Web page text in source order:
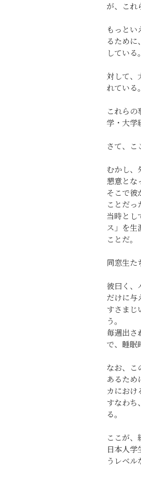
が、これ
もっと
るために
している。
対して、
れている。
これら
学・大学
さて、こ
むかし、
懇意とな
そこで彼
ことだっ
当時とし
ス」を生
ことだ。
同窓生た
彼曰く、
だけに与
すさまじ
う。
毎週出さ
で、睡眠
なお、こ
あるため
カにおけ
すなわち
る。
ここが、
日本人
うレベル